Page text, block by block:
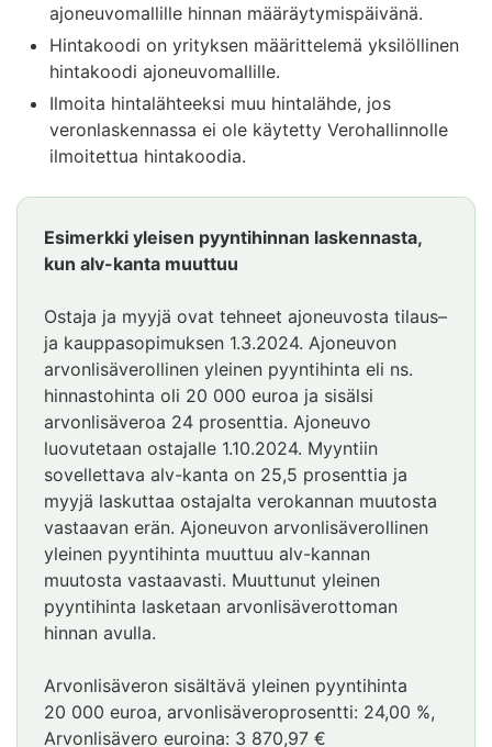
ajoneuvomallille hinnan määräytymispäivänä.
Hintakoodi on yrityksen määrittelemä yksilöllinen
hintakoodi ajoneuvomallille.
Ilmoita hintalähteeksi muu hintalähde, jos
veronlaskennassa ei ole käytetty Verohallinnolle
ilmoitettua hintakoodia.
Esimerkki
alkaa
Esimerkki yleisen pyyntihinnan laskennasta,
kun alv-kanta muuttuu
Ostaja ja myyjä ovat tehneet ajoneuvosta tilaus–
ja kauppasopimuksen 1.3.2024. Ajoneuvon
arvonlisäverollinen yleinen pyyntihinta eli ns.
hinnastohinta oli 20 000 euroa ja sisälsi
arvonlisäveroa 24 prosenttia. Ajoneuvo
luovutetaan ostajalle 1.10.2024. Myyntiin
sovellettava alv-kanta on 25,5 prosenttia ja
myyjä laskuttaa ostajalta verokannan muutosta
vastaavan erän. Ajoneuvon arvonlisäverollinen
yleinen pyyntihinta muuttuu alv-kannan
muutosta vastaavasti. Muuttunut yleinen
pyyntihinta lasketaan arvonlisäverottoman
hinnan avulla.
Arvonlisäveron sisältävä yleinen pyyntihinta
20 000 euroa, arvonlisäveroprosentti: 24,00 %,
Arvonlisävero euroina: 3 870,97 €